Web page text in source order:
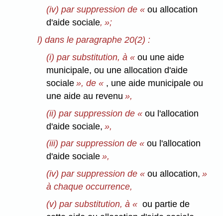
(iv) par suppression de « ou allocation
d'aide sociale, »;
l) dans le paragraphe 20(2) :
(i) par substitution, à « ou une aide
municipale, ou une allocation d'aide
sociale», de « , une aide municipale ou
une aide au revenu »,
(ii) par suppression de « ou l'allocation
d'aide sociale, »,
(iii) par suppression de « ou l'allocation
d'aide sociale»,
(iv) par suppression de « ou allocation, »
à chaque occurrence,
(v) par substitution, à « ou partie de